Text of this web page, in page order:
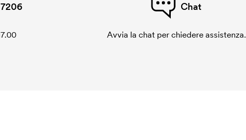
Chat
Avvia la chat per chiedere assistenza.